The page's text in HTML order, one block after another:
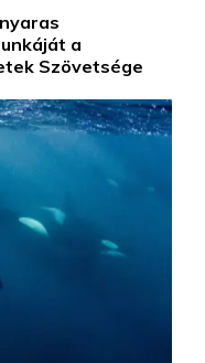
a
Szövetsége